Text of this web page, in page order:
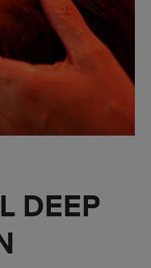
DEEP